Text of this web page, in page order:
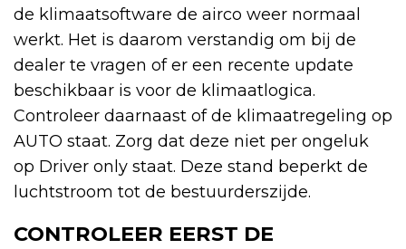
de klimaatsoftware de airco weer normaal
werkt. Het is daarom verstandig om bij de
dealer te vragen of er een recente update
beschikbaar is voor de klimaatlogica.
Controleer daarnaast of de klimaatregeling op
AUTO staat. Zorg dat deze niet per ongeluk
op Driver only staat. Deze stand beperkt de
luchtstroom tot de bestuurderszijde.
CONTROLEER EERST DE